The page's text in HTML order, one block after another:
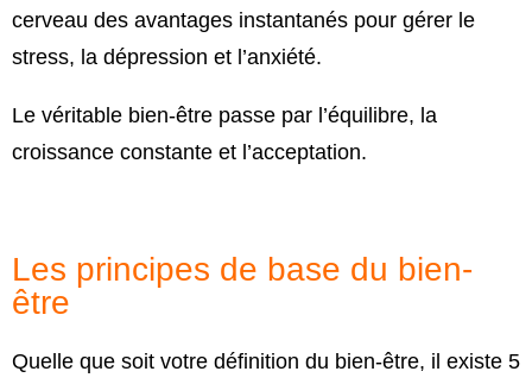
cerveau des avantages instantanés pour gérer le
stress, la dépression et l’anxiété.
Le véritable bien-être passe par l’équilibre, la
croissance constante et l’acceptation.
Les principes de base du bien-
être
Quelle que soit votre définition du bien-être, il existe 5